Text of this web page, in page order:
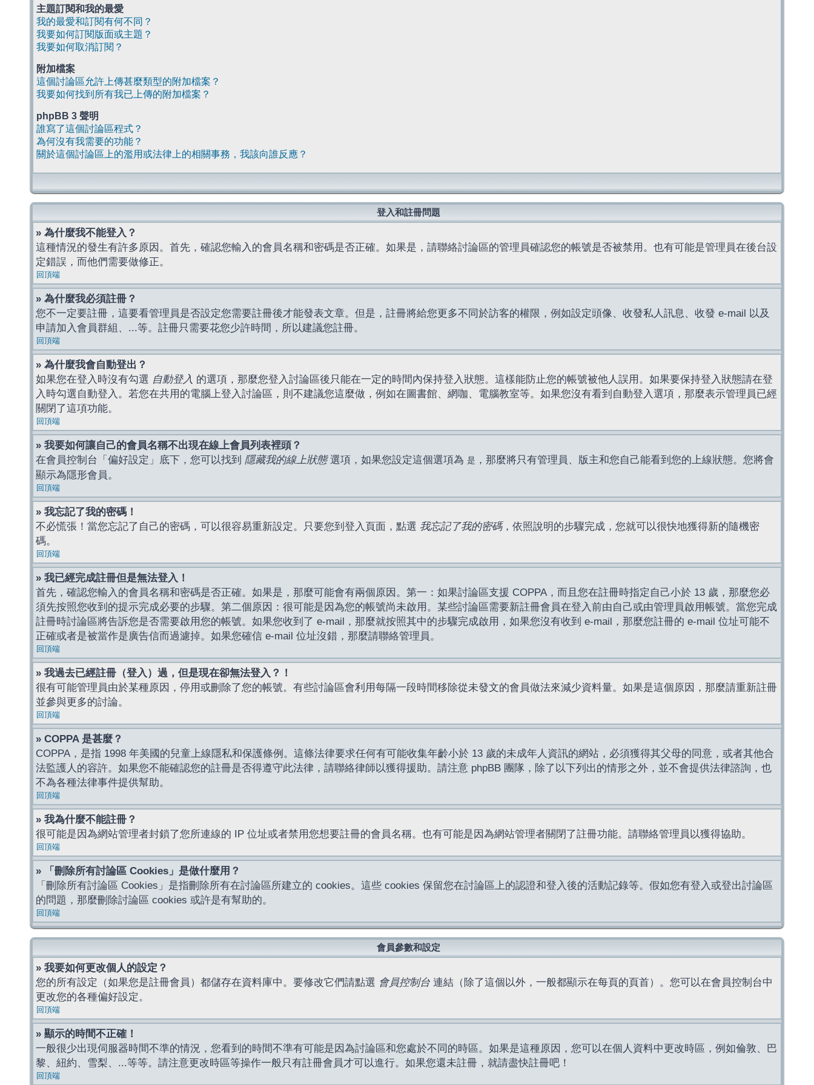
主題訂閱和我的最愛
我的最愛和訂閱有何不同？
我要如何訂閱版面或主題？
我要如何取消訂閱？
附加檔案
這個討論區允許上傳甚麼類型的附加檔案？
我要如何找到所有我已上傳的附加檔案？
phpBB 3 聲明
誰寫了這個討論區程式？
為何沒有我需要的功能？
關於這個討論區上的濫用或法律上的相關事務，我該向誰反應？
登入和註冊問題
» 為什麼我不能登入？
這種情況的發生有許多原因。首先，確認您輸入的會員名稱和密碼是否正確。如果是，請聯絡討論區的管理員確認您的帳號是否被禁用。也有可能是管理員在後台設
定錯誤，而他們需要做修正。
回頂端
» 為什麼我必須註冊？
您不一定要註冊，這要看管理員是否設定您需要註冊後才能發表文章。但是，註冊將給您更多不同於訪客的權限，例如設定頭像、收發私人訊息、收發 e-mail 以及
申請加入會員群組、...等。註冊只需要花您少許時間，所以建議您註冊。
回頂端
» 為什麼我會自動登出？
如果您在登入時沒有勾選 自動登入 的選項，那麼您登入討論區後只能在一定的時間內保持登入狀態。這樣能防止您的帳號被他人誤用。如果要保持登入狀態請在登
入時勾選自動登入。若您在共用的電腦上登入討論區，則不建議您這麼做，例如在圖書館、網咖、電腦教室等。如果您沒有看到自動登入選項，那麼表示管理員已經
關閉了這項功能。
回頂端
» 我要如何讓自己的會員名稱不出現在線上會員列表裡頭？
在會員控制台「偏好設定」底下，您可以找到 隱藏我的線上狀態選項，如果您設定這個選項為 是 ，那麼將只有管理員、版主和您自己能看到您的上線狀態。您將會
顯示為隱形會員。
回頂端
» 我忘記了我的密碼！
不必慌張！當您忘記了自己的密碼，可以很容易重新設定。只要您到登入頁面，點選 我忘記了我的密碼，依照說明的步驟完成，您就可以很快地獲得新的隨機密
碼。
回頂端
» 我已經完成註冊但是無法登入！
首先，確認您輸入的會員名稱和密碼是否正確。如果是，那麼可能會有兩個原因。第一：如果討論區支援 COPPA，而且您在註冊時指定自己小於 13 歲，那麼您必
須先按照您收到的提示完成必要的步驟。第二個原因：很可能是因為您的帳號尚未啟用。某些討論區需要新註冊會員在登入前由自己或由管理員啟用帳號。當您完成
註冊時討論區將告訴您是否需要啟用您的帳號。如果您收到了 e-mail，那麼就按照其中的步驟完成啟用，如果您沒有收到 e-mail，那麼您註冊的 e-mail 位址可能不
正確或者是被當作是廣告信而過濾掉。如果您確信 e-mail 位址沒錯，那麼請聯絡管理員。
回頂端
» 我過去已經註冊（登入）過，但是現在卻無法登入？！
很有可能管理員由於某種原因，停用或刪除了您的帳號。有些討論區會利用每隔一段時間移除從未發文的會員做法來減少資料量。如果是這個原因，那麼請重新註冊
並參與更多的討論。
回頂端
» COPPA 是甚麼？
COPPA，是指 1998 年美國的兒童上線隱私和保護條例。這條法律要求任何有可能收集年齡小於 13 歲的未成年人資訊的網站，必須獲得其父母的同意，或者其他合
法監護人的容許。如果您不能確認您的註冊是否得遵守此法律，請聯絡律師以獲得援助。請注意 phpBB 團隊，除了以下列出的情形之外，並不會提供法律諮詢，也
不為各種法律事件提供幫助。
回頂端
» 我為什麼不能註冊？
很可能是因為網站管理者封鎖了您所連線的 IP 位址或者禁用您想要註冊的會員名稱。也有可能是因為網站管理者關閉了註冊功能。請聯絡管理員以獲得協助。
回頂端
» 「刪除所有討論區 Cookies」是做什麼用？
「刪除所有討論區 Cookies」是指刪除所有在討論區所建立的 cookies。這些 cookies 保留您在討論區上的認證和登入後的活動記錄等。假如您有登入或登出討論區
的問題，那麼刪除討論區 cookies 或許是有幫助的。
回頂端
會員參數和設定
» 我要如何更改個人的設定？
您的所有設定（如果您是註冊會員）都儲存在資料庫中。要修改它們請點選 會員控制台 連結（除了這個以外，一般都顯示在每頁的頁首）。您可以在會員控制台中
更改您的各種偏好設定。
回頂端
» 顯示的時間不正確！
一般很少出現伺服器時間不準的情況，您看到的時間不準有可能是因為討論區和您處於不同的時區。如果是這種原因，您可以在個人資料中更改時區，例如倫敦、巴
黎、紐約、雪梨、...等等。請注意更改時區等操作一般只有註冊會員才可以進行。如果您還未註冊，就請盡快註冊吧！
回頂端